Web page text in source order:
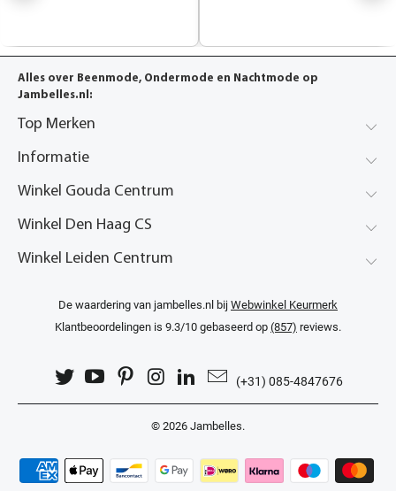
Alles over Beenmode, Ondermode en Nachtmode op
Jambelles.nl:
Top Merken
Informatie
Winkel Gouda Centrum
Winkel Den Haag CS
Winkel Leiden Centrum
De waardering van jambelles.nl bij Webwinkel Keurmerk
Klantbeoordelingen is 9.3/10 gebaseerd op (857) reviews.
(+31) 085-4847676
© 2026 Jambelles.